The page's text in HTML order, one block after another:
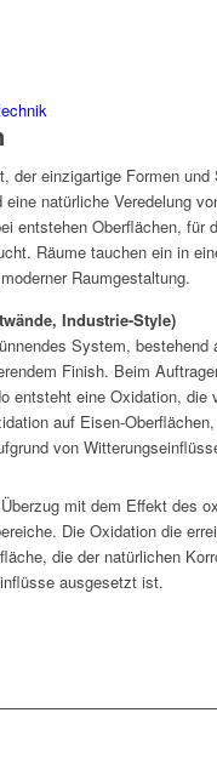
der einzigartige Formen
eine natürliche Veredelung
entstehen Oberflächen, für
Räume tauchen ein in
Raumgestaltung.
Industrie-Style)
System, bestehend
Finish. Beim
entsteht eine Oxidation,
auf Eisen-
von
mit dem Effekt des
Die Oxidation die
die der natürlichen
ausgesetzt ist.